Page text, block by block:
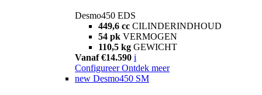
Desmo450 EDS
449,6 cc CILINDERINDHOUD
54 pk VERMOGEN
110,5 kg GEWICHT
Vanaf €14.590 i
Configureer Ontdek meer
new Desmo450 SM